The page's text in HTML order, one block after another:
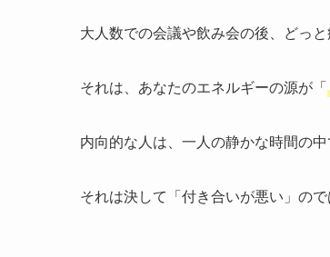
大人数での会議や飲み会の後、どっ
それは、あなたのエネルギーの源が「
内向的な人は、一人の静かな時間の
それは決して「付き合いが悪い」の